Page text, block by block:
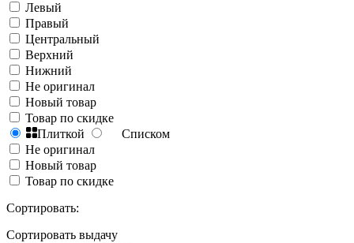
Левый
Правый
Центральный
Верхний
Нижний
Не оригинал
Новый товар
Товар по скидке
Плиткой
Списком
Не оригинал
Новый товар
Товар по скидке
Сортировать:
Сортировать выдачу